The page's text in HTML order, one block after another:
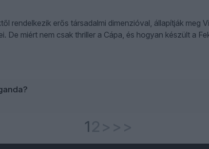
rendelkezik erős társadalmi dimenzióval, állapítják meg
De miért nem csak thriller a Cápa, és hogyan készült a
1